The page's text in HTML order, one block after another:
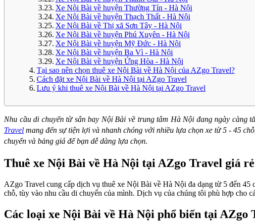
Xe Nội Bài về huyện Thường Tín - Hà Nội
Xe Nội Bài về huyện Thạch Thất - Hà Nội
Xe Nội Bài về Thị xã Sơn Tây - Hà Nội
Xe Nội Bài về huyện Phú Xuyên - Hà Nội
Xe Nội Bài về huyện Mỹ Đức - Hà Nội
Xe Nội Bài về huyện Ba Vì - Hà Nội
Xe Nội Bài về huyện Ứng Hòa - Hà Nội
Tại sao nên chọn thuê xe Nội Bài về Hà Nội của AZgo Travel?
Cách đặt xe Nội Bài về Hà Nội tại AZgo Travel
Lưu ý khi thuê xe Nội Bài về Hà Nội tại AZgo Travel
Nhu cầu di chuyển từ sân bay Nội Bài về trung tâm Hà Nội đang ngày
Travel mang đến sự tiện lợi và nhanh chóng với nhiều lựa chọn xe từ 5 - 45
chuyển và bảng giá để bạn dễ dàng lựa chọn.
Thuê xe Nội Bài về Hà Nội tại AZgo Travel giá rẻ
AZgo Travel cung cấp dịch vụ thuê xe Nội Bài về Hà Nội đa dạng từ 5 đến
chỗ, tùy vào nhu cầu di chuyển của mình. Dịch vụ của chúng tôi phù hợp cho
Các loại xe Nội Bài về Hà Nội phổ biến tại AZgo